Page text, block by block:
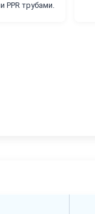
PPR трубами.